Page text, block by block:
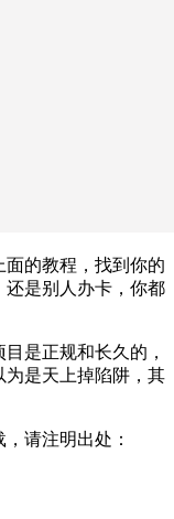
的教程，找到你的
还是别人办卡，你都
是正规和长久的，
为是天上掉陷阱，其
，请注明出处：